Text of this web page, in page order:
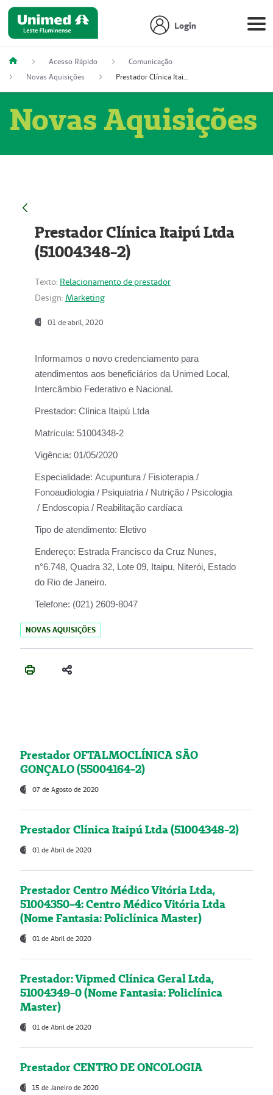
Login
Acesso Rápido
Comunicação
Novas Aquisições
Prestador Clínica Itaipú Ltda (51004348-2)
Novas Aquisições
Prestador Clínica Itaipú Ltda
(51004348-2)
Texto: Relacionamento de prestador
Design: Marketing
01 de abril, 2020
Informamos o novo credenciamento para
atendimentos aos beneficiários da Unimed Local,
Intercâmbio Federativo e Nacional.
Prestador: Clínica Itaipú Ltda
Matrícula: 51004348-2
Vigência: 01/05/2020
Especialidade: Acupuntura / Fisioterapia /
Fonoaudiologia / Psiquiatria / Nutrição / Psicologia
/ Endoscopia / Reabilitação cardíaca
Tipo de atendimento: Eletivo
Endereço: Estrada Francisco da Cruz Nunes,
n°6.748, Quadra 32, Lote 09, Itaipu, Niterói, Estado
do Rio de Janeiro.
Telefone: (021) 2609-8047
NOVAS AQUISIÇÕES
Prestador OFTALMOCLÍNICA SÃO
GONÇALO (55004164-2)
07 de Agosto de 2020
Prestador Clínica Itaipú Ltda (51004348-2)
01 de Abril de 2020
Prestador Centro Médico Vitória Ltda,
51004350-4: Centro Médico Vitória Ltda
(Nome Fantasia: Policlínica Master)
01 de Abril de 2020
Prestador: Vipmed Clínica Geral Ltda,
51004349-0 (Nome Fantasia: Policlínica
Master)
01 de Abril de 2020
Prestador CENTRO DE ONCOLOGIA
15 de Janeiro de 2020